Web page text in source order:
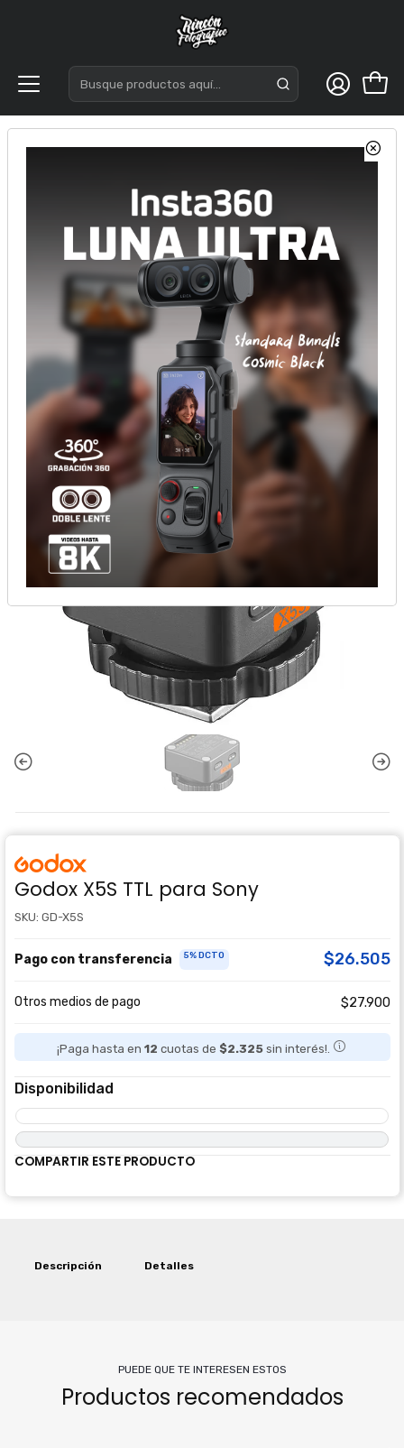
Inicio Godox X5S TTL para Sony
Godox X5S TTL para Sony
SKU: GD-X5S
Pago con transferencia 5% DCTO $26.505
Otros medios de pago $27.900
¡Paga hasta en 12 cuotas de $2.325 sin interés!.
Disponibilidad
COMPARTIR ESTE PRODUCTO
Descripción Detalles
PUEDE QUE TE INTERESEN ESTOS
Productos recomendados